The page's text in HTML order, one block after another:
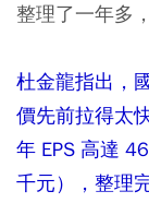
整理了一年多
杜金龍指出，
價先前拉得太
年 EPS 高達
千元），整理